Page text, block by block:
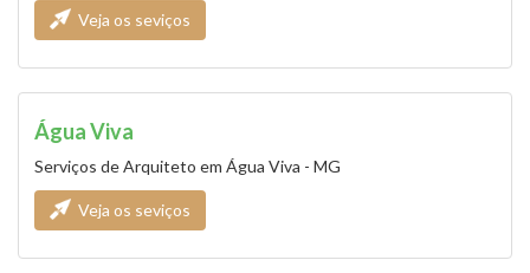
Veja os seviços
Água Viva
Serviços de Arquiteto em Água Viva - MG
Veja os seviços